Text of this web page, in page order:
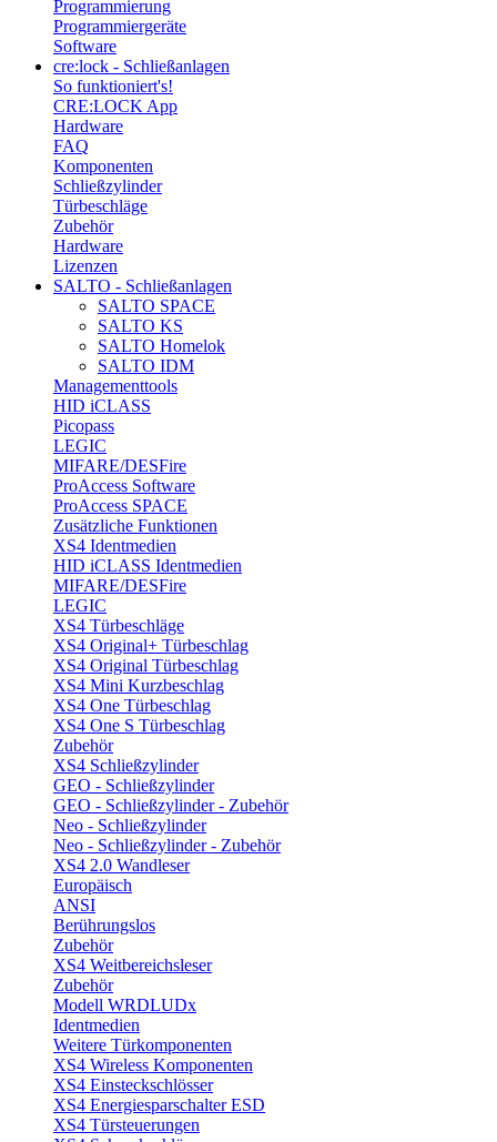
Programmierung
Programmiergeräte
Software
cre:lock - Schließanlagen
So funktioniert's!
CRE:LOCK App
Hardware
FAQ
Komponenten
Schließzylinder
Türbeschläge
Zubehör
Hardware
Lizenzen
SALTO - Schließanlagen
SALTO SPACE
SALTO KS
SALTO Homelok
SALTO IDM
Managementtools
HID iCLASS
Picopass
LEGIC
MIFARE/DESFire
ProAccess Software
ProAccess SPACE
Zusätzliche Funktionen
XS4 Identmedien
HID iCLASS Identmedien
MIFARE/DESFire
LEGIC
XS4 Türbeschläge
XS4 Original+ Türbeschlag
XS4 Original Türbeschlag
XS4 Mini Kurzbeschlag
XS4 One Türbeschlag
XS4 One S Türbeschlag
Zubehör
XS4 Schließzylinder
GEO - Schließzylinder
GEO - Schließzylinder - Zubehör
Neo - Schließzylinder
Neo - Schließzylinder - Zubehör
XS4 2.0 Wandleser
Europäisch
ANSI
Berührungslos
Zubehör
XS4 Weitbereichsleser
Zubehör
Modell WRDLUDx
Identmedien
Weitere Türkomponenten
XS4 Wireless Komponenten
XS4 Einsteckschlösser
XS4 Energiesparschalter ESD
XS4 Türsteuerungen